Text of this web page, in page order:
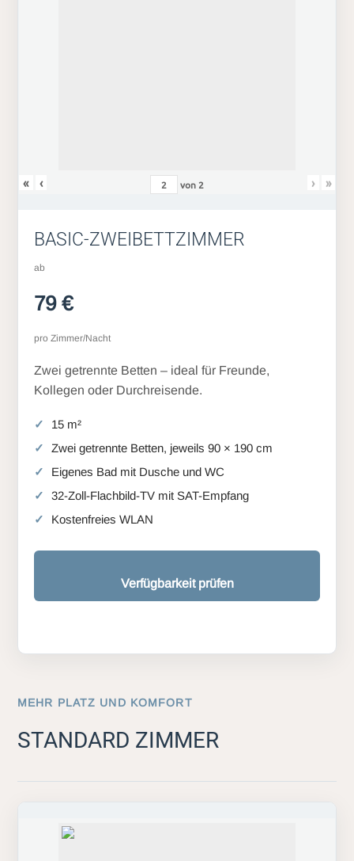
« ‹ von 2 › »
BASIC-ZWEIBETTZIMMER
ab
79 €
pro Zimmer/Nacht
Zwei getrennte Betten – ideal für Freunde,
Kollegen oder Durchreisende.
15 m²
Zwei getrennte Betten, jeweils 90 × 190 cm
Eigenes Bad mit Dusche und WC
32-Zoll-Flachbild-TV mit SAT-Empfang
Kostenfreies WLAN
Verfügbarkeit prüfen
MEHR PLATZ UND KOMFORT
STANDARD ZIMMER